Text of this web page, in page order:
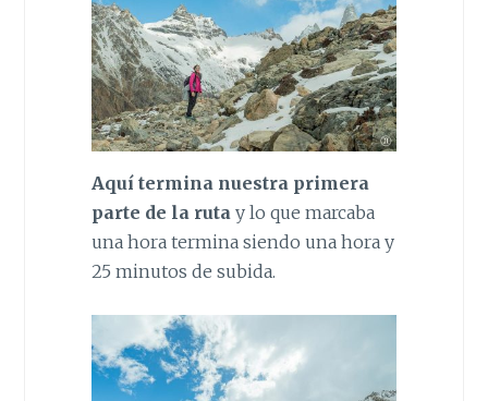
Aquí termina nuestra primera
parte de la rutay lo que marcaba
una hora termina siendo una hora y
25 minutos de subida.